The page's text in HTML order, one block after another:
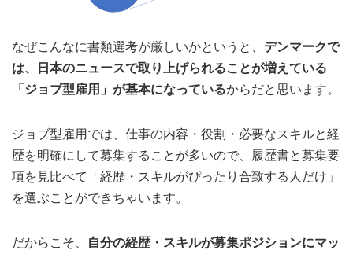
なぜこんなに書類選考が厳しいかというと、 デンマークで
は、日本のニュースで取り上げられることが増えている
「ジョブ型雇用」が基本になっているからだと思います。
ジョブ型雇用では、仕事の内容・役割・必要なスキルと経
歴を明確にして募集することが多いので、履歴書と募集要
項を見比べて「経歴・スキルがぴったり合致する人だけ」
を選ぶことができちゃいます。
だからこそ、 自分の経歴・スキルが募集ポジションにマッ